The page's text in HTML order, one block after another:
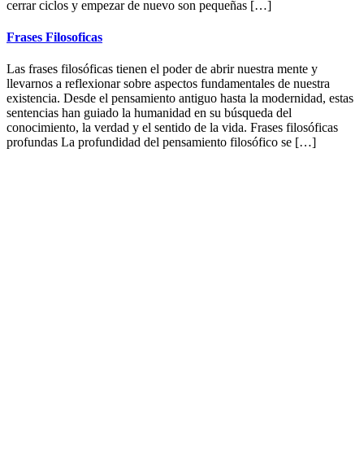
cerrar ciclos y empezar de nuevo son pequeñas […]
Frases Filosoficas
Las frases filosóficas tienen el poder de abrir nuestra mente y
llevarnos a reflexionar sobre aspectos fundamentales de nuestra
existencia. Desde el pensamiento antiguo hasta la modernidad, estas
sentencias han guiado la humanidad en su búsqueda del
conocimiento, la verdad y el sentido de la vida. Frases filosóficas
profundas La profundidad del pensamiento filosófico se […]